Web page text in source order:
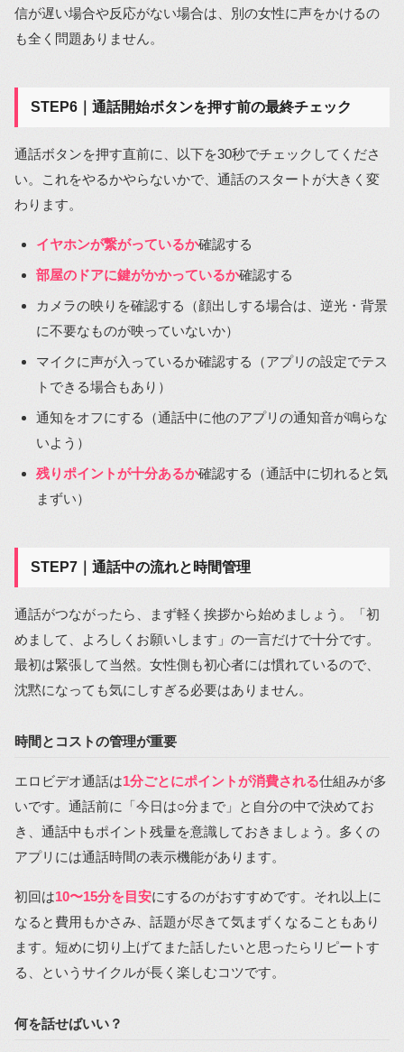
信が遅い場合や反応がない場合は、別の女性に声をかけるの
も全く問題ありません。
STEP6｜通話開始ボタンを押す前の最終チェック
通話ボタンを押す直前に、以下を30秒でチェックしてくださ
い。これをやるかやらないかで、通話のスタートが大きく変
わります。
イヤホンが繋がっているか確認する
部屋のドアに鍵がかかっているか確認する
カメラの映りを確認する（顔出しする場合は、逆光・背景
に不要なものが映っていないか）
マイクに声が入っているか確認する（アプリの設定でテス
トできる場合もあり）
通知をオフにする（通話中に他のアプリの通知音が鳴らな
いよう）
残りポイントが十分あるか確認する（通話中に切れると気
まずい）
STEP7｜通話中の流れと時間管理
通話がつながったら、まず軽く挨拶から始めましょう。「初
めまして、よろしくお願いします」の一言だけで十分です。
最初は緊張して当然。女性側も初心者には慣れているので、
沈黙になっても気にしすぎる必要はありません。
時間とコストの管理が重要
エロビデオ通話は1分ごとにポイントが消費される仕組みが多
いです。通話前に「今日は○分まで」と自分の中で決めてお
き、通話中もポイント残量を意識しておきましょう。多くの
アプリには通話時間の表示機能があります。
初回は10〜15分を目安にするのがおすすめです。それ以上に
なると費用もかさみ、話題が尽きて気まずくなることもあり
ます。短めに切り上げてまた話したいと思ったらリピートす
る、というサイクルが長く楽しむコツです。
何を話せばいい？